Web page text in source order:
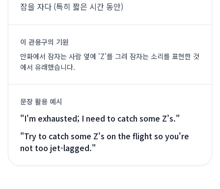
잠을 자다 (특히 짧은 시간 동안)
이 관용구의 기원
만화에서 잠자는 사람 옆에 'Z'를 그려 잠자는 소리를 표현한 것
에서 유래했습니다.
문장 활용 예시
"I'm exhausted; I need to catch some Z's."
"Try to catch some Z's on the flight so you're
not too jet-lagged."